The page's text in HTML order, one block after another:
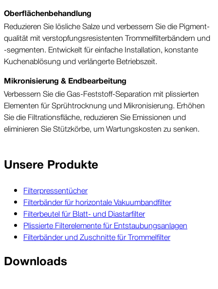
Oberflächen­behandlung
Reduzieren Sie lösliche Salze und ver­bessern Sie die Pigment­
qualität mit ver­stopfungs­resistenten Trommel­filter­bändern und
-segmenten. Ent­wickelt für einfache Instal­lation, kon­stante
Kuchen­ablösung und ver­längerte Betriebs­zeit.
Mikro­nisierung & End­bearbeitung
Ver­bessern Sie die Gas-Feststoff-Separation mit plissierten
Elementen für Sprüh­trocknung und Mikro­nisierung. Erhöhen
Sie die Filtrations­fläche, reduzieren Sie Emis­sionen und
eliminieren Sie Stütz­körbe, um Wartungs­kosten zu senken.
Unsere Produkte
Filterpressentücher
Filterbänder für horizontale Vakuumbandfilter
Filterbeutel für Blatt- und Diastarfilter
Plissierte Filterelemente für Entstaubungsanlagen
Filterbänder und Zuschnitte für Trommelfilter
Down­loads